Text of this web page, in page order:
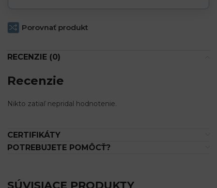
Porovnať produkt
RECENZIE (0)
Recenzie
Nikto zatiaľ nepridal hodnotenie.
CERTIFIKÁTY
POTREBUJETE POMÔCŤ?
SÚVISIACE PRODUKTY